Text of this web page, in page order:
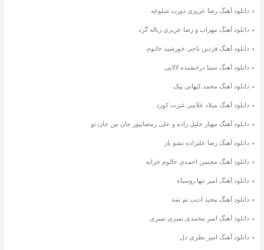
دانلود آهنگ رضا عزیزی دورت شلوغه
دانلود آهنگ مهراب و رضا عزیزی زباله گرد
دانلود آهنگ فردین ناجی خورشید خانوم
دانلود آهنگ سینا درخشنده لالایی
دانلود آهنگ محمد کیهانی پیک
دانلود آهنگ میلاد غلامی غیرت کورد
دانلود آهنگ مهیار خلیل زاده و علی رمضانپور جان من جان تو
دانلود آهنگ رضا علیزاده نشو یار
دانلود آهنگ محسن احمدی حالوم خرابه
دانلود آهنگ امیر تنها روسیاه
دانلود آهنگ مجید ادیب نم نمه
دانلود آهنگ امیر محمدی نمیری نمیری
دانلود آهنگ امیر نظری دل